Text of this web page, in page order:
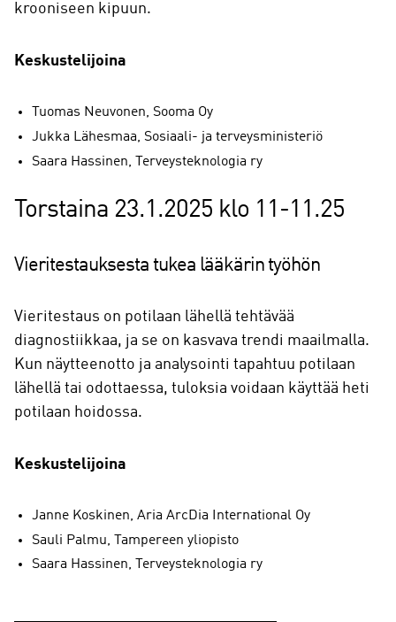
krooniseen kipuun.
Keskustelijoina
Tuomas Neuvonen, Sooma Oy
Jukka Lähesmaa, Sosiaali- ja terveysministeriö
Saara Hassinen, Terveysteknologia ry
Torstaina 23.1.2025 klo 11-11.25
Vieritestauksesta tukea lääkärin työhön
Vieritestaus on potilaan lähellä tehtävää
diagnostiikkaa, ja se on kasvava trendi maailmalla.
Kun näytteenotto ja analysointi tapahtuu potilaan
lähellä tai odottaessa, tuloksia voidaan käyttää heti
potilaan hoidossa.
Keskustelijoina
Janne Koskinen, Aria ArcDia International Oy
Sauli Palmu, Tampereen yliopisto
Saara Hassinen, Terveysteknologia ry